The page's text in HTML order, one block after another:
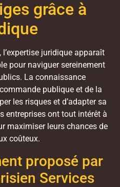
grâce à
juridique apparaît
pour naviguer sereinement
La connaissance
publique et de la
les risques et d’adapter sa
entreprises ont tout intérêt à
maximiser leurs chances de
coûteux.
proposé par
Services